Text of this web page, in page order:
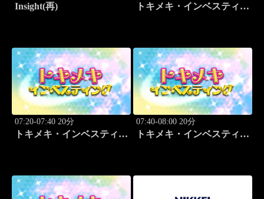
Insight(再)
トキメキ・インベスティン
07:20-07:40 20分
トキメキ・インベスティン
07:40-08:00 20分
トキメキ・インベスティン